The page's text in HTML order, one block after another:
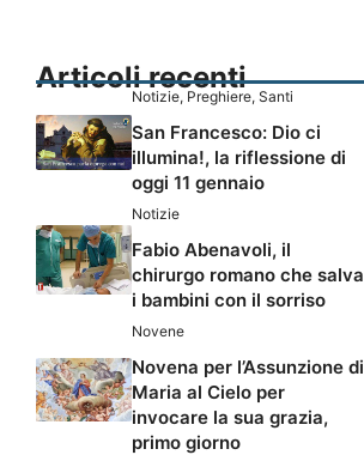
Articoli recenti
Notizie, Preghiere, Santi
San Francesco: Dio ci
illumina!, la riflessione di
oggi 11 gennaio
Notizie
Fabio Abenavoli, il
chirurgo romano che salva
i bambini con il sorriso
Novene
Novena per l’Assunzione di
Maria al Cielo per
invocare la sua grazia,
primo giorno